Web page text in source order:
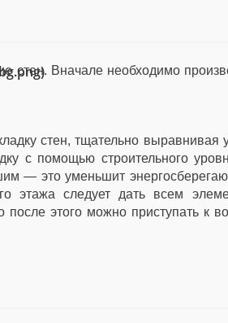
стен. Вначале необходимо
стен, тщательно
с помощью строительного
— это уменьшит
этажа следует дать всем
после этого можно приступать к